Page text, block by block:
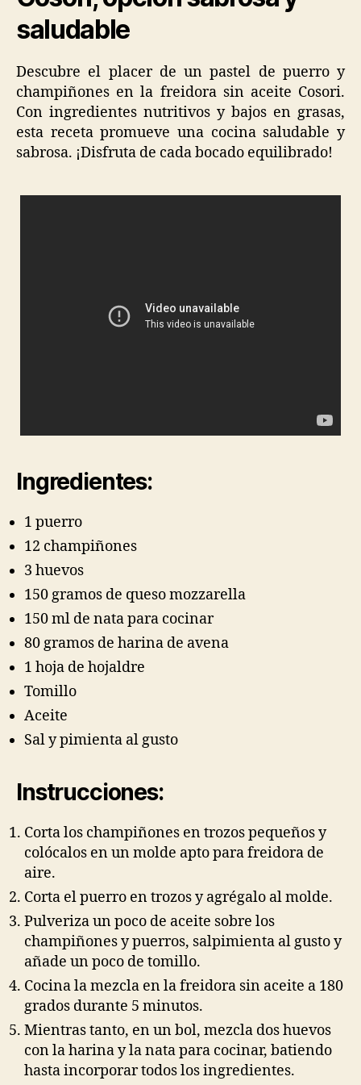
saludable
Descubre el placer de un pastel de puerro y
champiñones en la freidora sin aceite Cosori.
Con ingredientes nutritivos y bajos en grasas,
esta receta promueve una cocina saludable y
sabrosa. ¡Disfruta de cada bocado equilibrado!
Ingredientes:
1 puerro
12 champiñones
3 huevos
150 gramos de queso mozzarella
150 ml de nata para cocinar
80 gramos de harina de avena
1 hoja de hojaldre
Tomillo
Aceite
Sal y pimienta al gusto
Instrucciones:
Corta los champiñones en trozos pequeños y
colócalos en un molde apto para freidora de
aire.
Corta el puerro en trozos y agrégalo al molde.
Pulveriza un poco de aceite sobre los
champiñones y puerros, salpimienta al gusto y
añade un poco de tomillo.
Cocina la mezcla en la freidora sin aceite a 180
grados durante 5 minutos.
Mientras tanto, en un bol, mezcla dos huevos
con la harina y la nata para cocinar, batiendo
hasta incorporar todos los ingredientes.